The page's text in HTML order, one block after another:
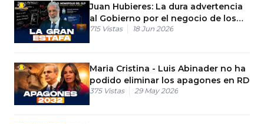
Juan Hubieres: La dura advertencia
al Gobierno por el negocio de los
combustibles
715 Vistas 18 Jun 2026
Maria Cristina - Luis Abinader no ha
podido eliminar los apagones en RD
375 Vistas 29 May 2026